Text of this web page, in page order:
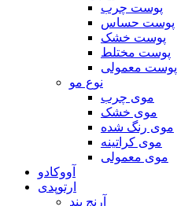
پوست چرب
پوست حساس
پوست خشک
پوست مختلط
پوست معمولی
نوع مو
موی چرب
موی خشک
موی رنگ شده
موی کراتینه
موی معمولی
آووکادو
ارتوپدی
آرنج بند